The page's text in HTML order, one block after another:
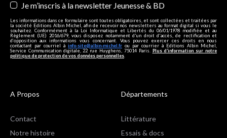
Je m’inscris à la newsletter Jeunesse & BD
Les informations dans ce formulaire sont toutes obligatoires, et sont collectées et traitées par
la société Editions Albin Michel, afin de recevoir nos newsletters au format digital si vous le
souhaitez. Conformément à la Loi Informatique et Libertés du 06/01/1978 modifiée et au
Règlement (UE) 2016/679, vous disposez notamment d'un droit d'accès, de rectification et
d’opposition aux informations vous concernant. Vous pouvez exercer ces droits en nous
contactant par courriel à info-site@albin-michel.fr ou par courrier à Editions Albin Michel,
Service Communication digitale, 22 rue Huyghens, 75014 Paris. Plus d’information sur notre
politique de protection de vos données personnelles
A Propos
Contact
Notre histoire
Départements
Littérature
Essais & docs